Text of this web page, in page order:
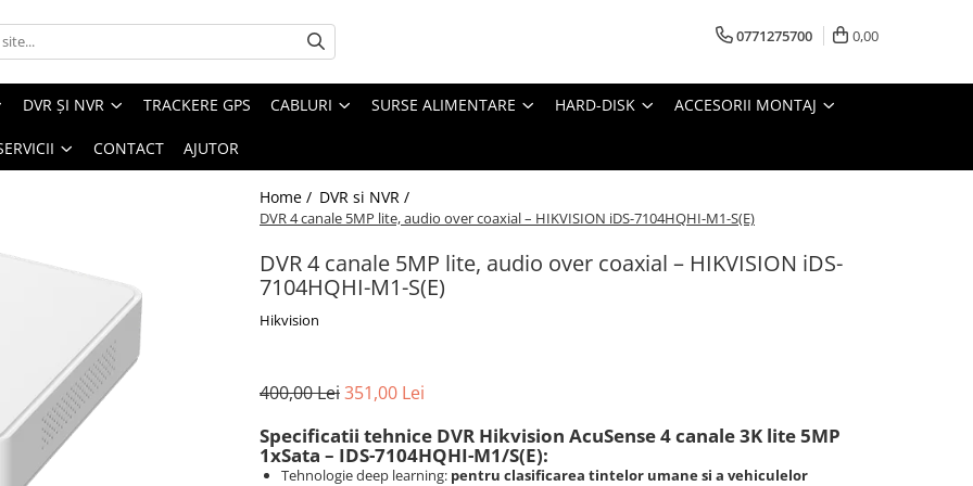
0771275700 0,00
DVR ȘI NVR TRACKERE GPS CABLURI SURSE ALIMENTARE HARD-DISK ACCESORII MONTAJ
CONTACT AJUTOR
Home / DVR si NVR /
DVR 4 canale 5MP lite, audio over coaxial – HIKVISION iDS-7104HQHI-M1-S(E)
DVR 4 canale 5MP lite, audio over coaxial – HIKVISION iDS-
7104HQHI-M1-S(E)
Hikvision
400,00 Lei351,00 Lei
Specificatii tehnice DVR Hikvision AcuSense 4 canale 3K lite 5MP
1xSata – IDS-7104HQHI-M1/S(E):
Tehnologie deep learning: pentru clasificarea tintelor umane si a vehiculelor